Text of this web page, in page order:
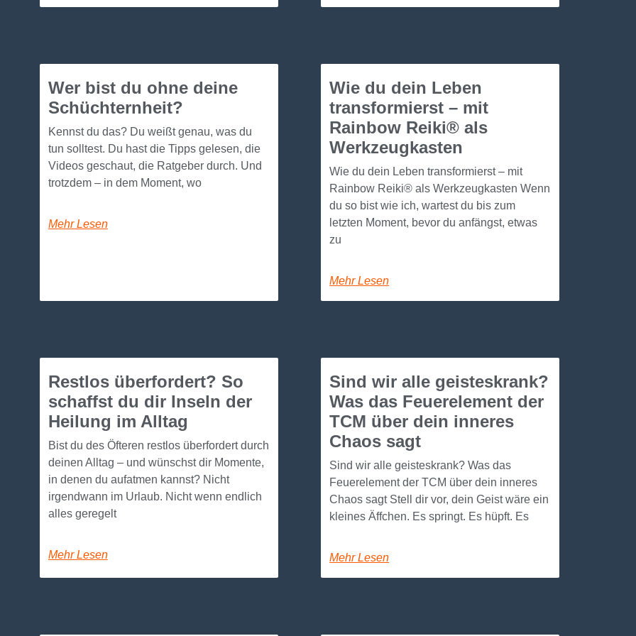
Wer bist du ohne deine
Schüchternheit?
Kennst du das? Du weißt genau, was du
tun solltest. Du hast die Tipps gelesen, die
Videos geschaut, die Ratgeber durch. Und
trotzdem – in dem Moment, wo
Mehr Lesen
Wie du dein Leben
transformierst – mit
Rainbow Reiki® als
Werkzeugkasten
Wie du dein Leben transformierst – mit
Rainbow Reiki® als Werkzeugkasten Wenn
du so bist wie ich, wartest du bis zum
letzten Moment, bevor du anfängst, etwas
zu
Mehr Lesen
Restlos überfordert? So
schaffst du dir Inseln der
Heilung im Alltag
Bist du des Öfteren restlos überfordert durch
deinen Alltag – und wünschst dir Momente,
in denen du aufatmen kannst? Nicht
irgendwann im Urlaub. Nicht wenn endlich
alles geregelt
Mehr Lesen
Sind wir alle geisteskrank?
Was das Feuerelement der
TCM über dein inneres
Chaos sagt
Sind wir alle geisteskrank? Was das
Feuerelement der TCM über dein inneres
Chaos sagt Stell dir vor, dein Geist wäre ein
kleines Äffchen. Es springt. Es hüpft. Es
Mehr Lesen